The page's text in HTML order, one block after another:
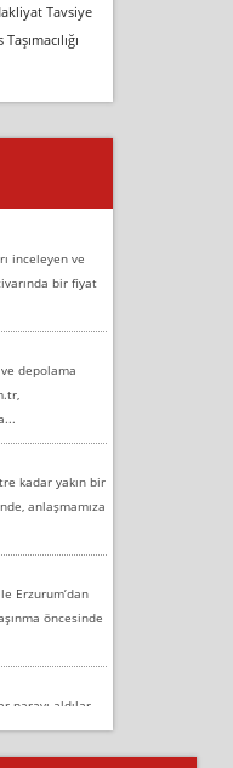
Tavsiye
inceleyen ve
bir fiyat
depolama
kadar yakın bir
anlaşmamıza
Erzurum’dan
öncesinde
parayı aldılar.
renkli bantı